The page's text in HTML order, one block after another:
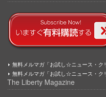
無料メルマガ「お試し☆ニュース・ク
無料メルマガ「お試し☆ニュース・ク
The Liberty Magazine